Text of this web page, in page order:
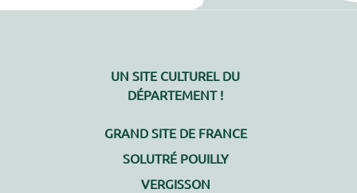
UN SITE CULTUREL DU
DÉPARTEMENT !
GRAND SITE DE FRANCE
SOLUTRÉ POUILLY
VERGISSON